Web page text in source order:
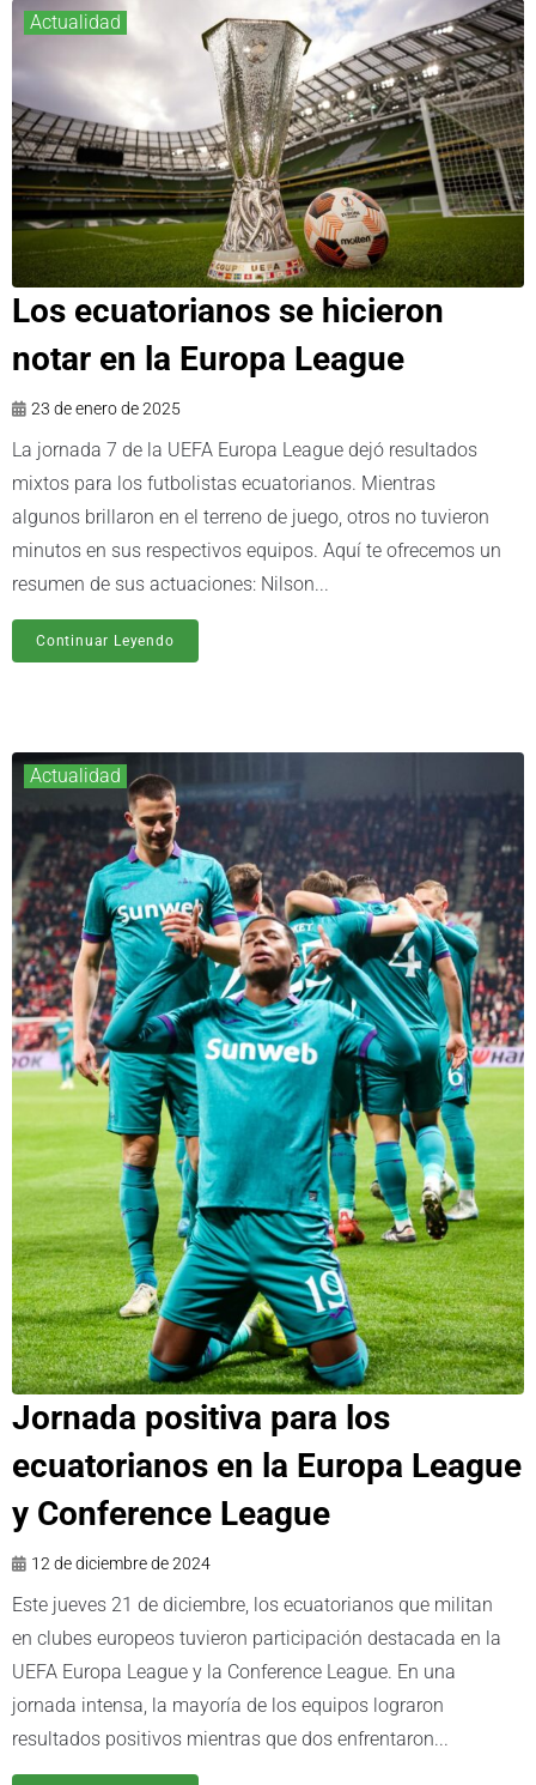
Actualidad
Los ecuatorianos se hicieron
notar en la Europa League
23 de enero de 2025
La jornada 7 de la UEFA Europa League dejó resultados
mixtos para los futbolistas ecuatorianos. Mientras
algunos brillaron en el terreno de juego, otros no tuvieron
minutos en sus respectivos equipos. Aquí te ofrecemos un
resumen de sus actuaciones: Nilson...
Continuar Leyendo
Actualidad
Jornada positiva para los
ecuatorianos en la Europa League
y Conference League
12 de diciembre de 2024
Este jueves 21 de diciembre, los ecuatorianos que militan
en clubes europeos tuvieron participación destacada en la
UEFA Europa League y la Conference League. En una
jornada intensa, la mayoría de los equipos lograron
resultados positivos mientras que dos enfrentaron...